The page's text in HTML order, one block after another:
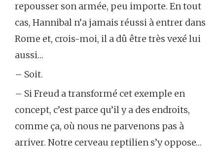
repousser son armée, peu importe. En tout
cas, Hannibal n’a jamais réussi à entrer dans
Rome et, crois-moi, il a dû être très vexé lui
aussi…
– Soit.
– Si Freud a transformé cet exemple en
concept, c’est parce qu’il y a des endroits,
comme ça, où nous ne parvenons pas à
arriver. Notre cerveau reptilien s’y oppose…